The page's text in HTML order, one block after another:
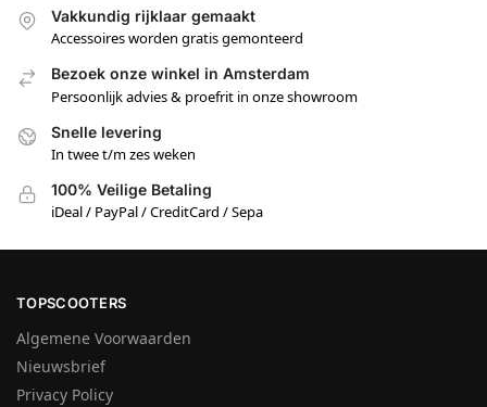
Vakkundig rijklaar gemaakt
Accessoires worden gratis gemonteerd
Bezoek onze winkel in Amsterdam
Persoonlijk advies & proefrit in onze showroom
Snelle levering
In twee t/m zes weken
100% Veilige Betaling
iDeal / PayPal / CreditCard / Sepa
TOPSCOOTERS
Algemene Voorwaarden
Nieuwsbrief
Privacy Policy